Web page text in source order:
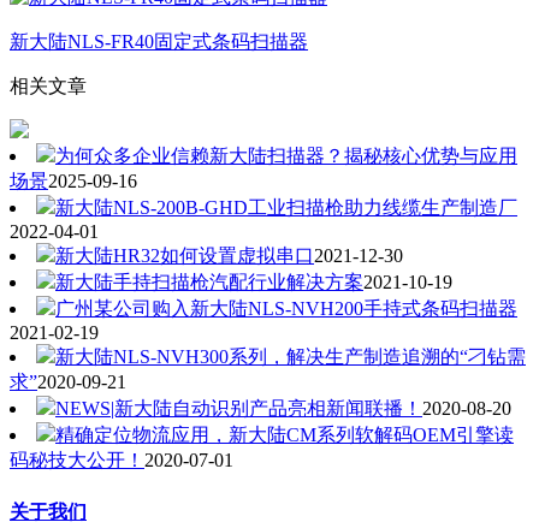
新大陆NLS-FR40固定式条码扫描器
相关文章
为何众多企业信赖新大陆扫描器？揭秘核心优势与应用
场景2025-09-16
新大陆NLS-200B-GHD工业扫描枪助力线缆生产制造厂
2022-04-01
新大陆HR32如何设置虚拟串口2021-12-30
新大陆手持扫描枪汽配行业解决方案2021-10-19
广州某公司购入新大陆NLS-NVH200手持式条码扫描器
2021-02-19
新大陆NLS-NVH300系列，解决生产制造追溯的“刁钻需
求”2020-09-21
NEWS|新大陆自动识别产品亮相新闻联播！ 2020-08-20
精确定位物流应用，新大陆CM系列软解码OEM引擎读
码秘技大公开！ 2020-07-01
关于我们